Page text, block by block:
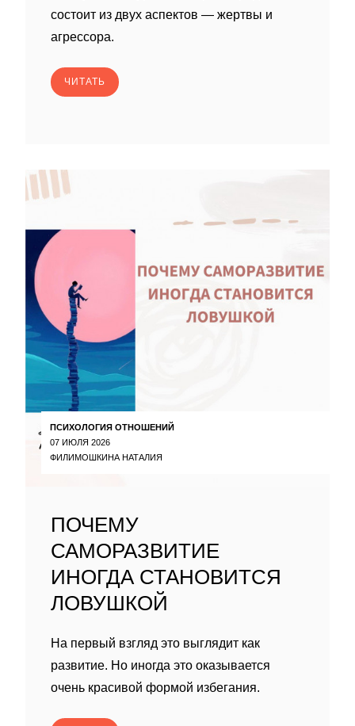
состоит из двух аспектов — жертвы и
агрессора.
ЧИТАТЬ
ПСИХОЛОГИЯ ОТНОШЕНИЙ
07 ИЮЛЯ 2026
ФИЛИМОШКИНА НАТАЛИЯ
ПОЧЕМУ
САМОРАЗВИТИЕ
ИНОГДА СТАНОВИТСЯ
ЛОВУШКОЙ
На первый взгляд это выглядит как
развитие. Но иногда это оказывается
очень красивой формой избегания.